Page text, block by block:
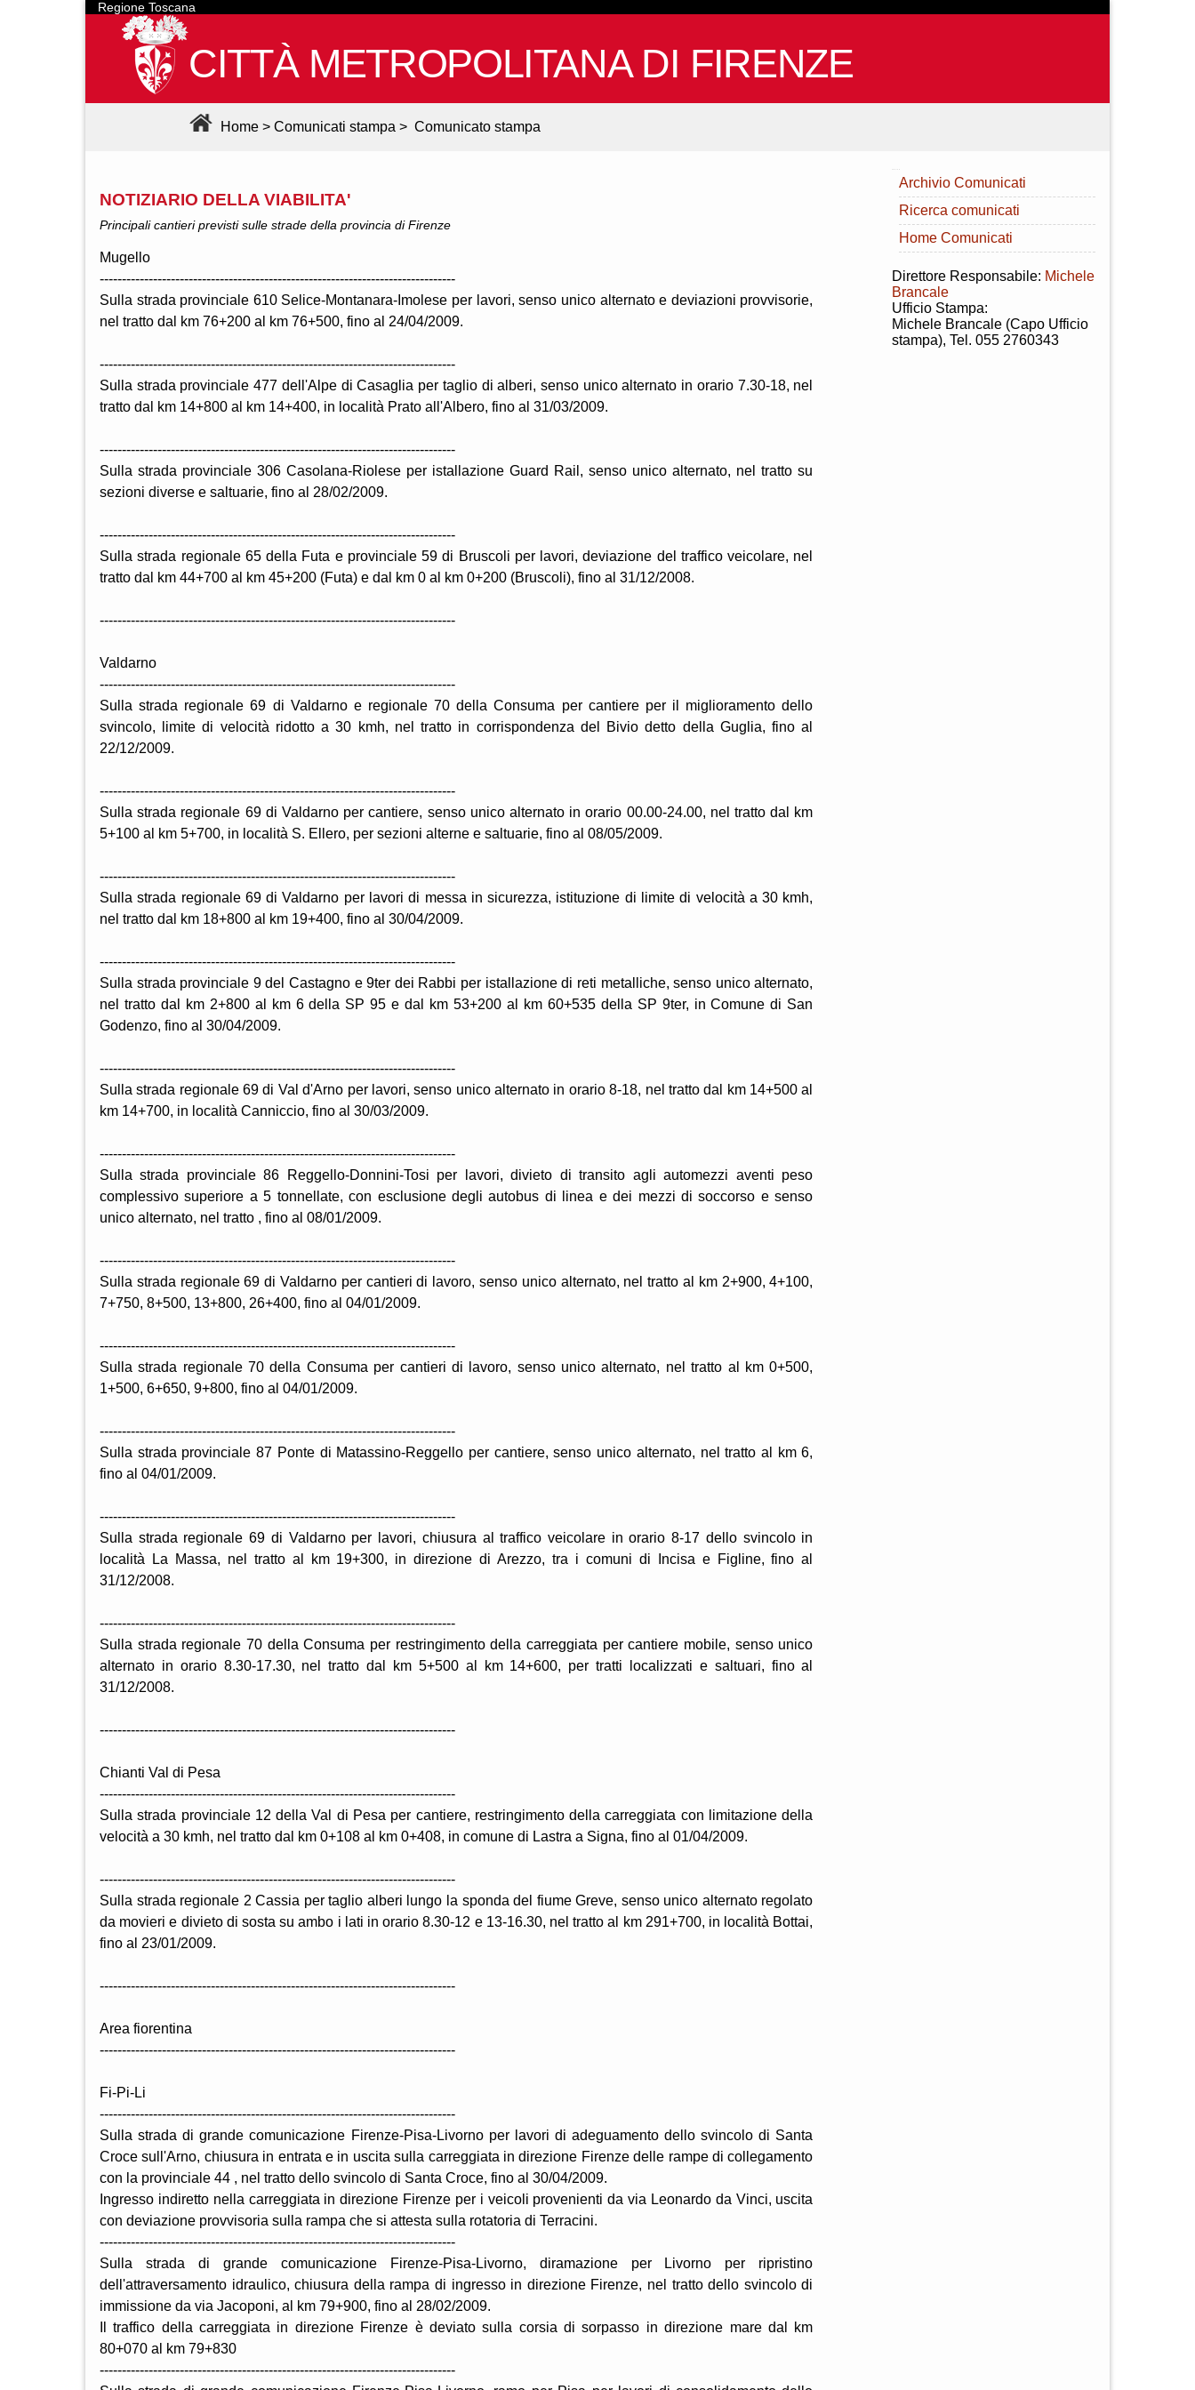
Regione Toscana
CITTÀ METROPOLITANA DI FIRENZE
Home > Comunicati stampa > Comunicato stampa
NOTIZIARIO DELLA VIABILITA'
Principali cantieri previsti sulle strade della provincia di Firenze
Mugello
--------------------------------------------------------------------------------
Sulla strada provinciale 610 Selice-Montanara-Imolese per lavori, senso unico alternato e deviazioni provvisorie,
nel tratto dal km 76+200 al km 76+500, fino al 24/04/2009.
--------------------------------------------------------------------------------
Sulla strada provinciale 477 dell'Alpe di Casaglia per taglio di alberi, senso unico alternato in orario 7.30-18, nel
tratto dal km 14+800 al km 14+400, in località Prato all'Albero, fino al 31/03/2009.
--------------------------------------------------------------------------------
Sulla strada provinciale 306 Casolana-Riolese per istallazione Guard Rail, senso unico alternato, nel tratto su
sezioni diverse e saltuarie, fino al 28/02/2009.
--------------------------------------------------------------------------------
Sulla strada regionale 65 della Futa e provinciale 59 di Bruscoli per lavori, deviazione del traffico veicolare, nel
tratto dal km 44+700 al km 45+200 (Futa) e dal km 0 al km 0+200 (Bruscoli), fino al 31/12/2008.
--------------------------------------------------------------------------------
Valdarno
--------------------------------------------------------------------------------
Sulla strada regionale 69 di Valdarno e regionale 70 della Consuma per cantiere per il miglioramento dello
svincolo, limite di velocità ridotto a 30 kmh, nel tratto in corrispondenza del Bivio detto della Guglia, fino al
22/12/2009.
--------------------------------------------------------------------------------
Sulla strada regionale 69 di Valdarno per cantiere, senso unico alternato in orario 00.00-24.00, nel tratto dal km
5+100 al km 5+700, in località S. Ellero, per sezioni alterne e saltuarie, fino al 08/05/2009.
--------------------------------------------------------------------------------
Sulla strada regionale 69 di Valdarno per lavori di messa in sicurezza, istituzione di limite di velocità a 30 kmh,
nel tratto dal km 18+800 al km 19+400, fino al 30/04/2009.
--------------------------------------------------------------------------------
Sulla strada provinciale 9 del Castagno e 9ter dei Rabbi per istallazione di reti metalliche, senso unico alternato,
nel tratto dal km 2+800 al km 6 della SP 95 e dal km 53+200 al km 60+535 della SP 9ter, in Comune di San
Godenzo, fino al 30/04/2009.
--------------------------------------------------------------------------------
Sulla strada regionale 69 di Val d'Arno per lavori, senso unico alternato in orario 8-18, nel tratto dal km 14+500 al
km 14+700, in località Canniccio, fino al 30/03/2009.
--------------------------------------------------------------------------------
Sulla strada provinciale 86 Reggello-Donnini-Tosi per lavori, divieto di transito agli automezzi aventi peso
complessivo superiore a 5 tonnellate, con esclusione degli autobus di linea e dei mezzi di soccorso e senso
unico alternato, nel tratto , fino al 08/01/2009.
--------------------------------------------------------------------------------
Sulla strada regionale 69 di Valdarno per cantieri di lavoro, senso unico alternato, nel tratto al km 2+900, 4+100,
7+750, 8+500, 13+800, 26+400, fino al 04/01/2009.
--------------------------------------------------------------------------------
Sulla strada regionale 70 della Consuma per cantieri di lavoro, senso unico alternato, nel tratto al km 0+500,
1+500, 6+650, 9+800, fino al 04/01/2009.
--------------------------------------------------------------------------------
Sulla strada provinciale 87 Ponte di Matassino-Reggello per cantiere, senso unico alternato, nel tratto al km 6,
fino al 04/01/2009.
--------------------------------------------------------------------------------
Sulla strada regionale 69 di Valdarno per lavori, chiusura al traffico veicolare in orario 8-17 dello svincolo in
località La Massa, nel tratto al km 19+300, in direzione di Arezzo, tra i comuni di Incisa e Figline, fino al
31/12/2008.
--------------------------------------------------------------------------------
Sulla strada regionale 70 della Consuma per restringimento della carreggiata per cantiere mobile, senso unico
alternato in orario 8.30-17.30, nel tratto dal km 5+500 al km 14+600, per tratti localizzati e saltuari, fino al
31/12/2008.
--------------------------------------------------------------------------------
Chianti Val di Pesa
--------------------------------------------------------------------------------
Sulla strada provinciale 12 della Val di Pesa per cantiere, restringimento della carreggiata con limitazione della
velocità a 30 kmh, nel tratto dal km 0+108 al km 0+408, in comune di Lastra a Signa, fino al 01/04/2009.
--------------------------------------------------------------------------------
Sulla strada regionale 2 Cassia per taglio alberi lungo la sponda del fiume Greve, senso unico alternato regolato
da movieri e divieto di sosta su ambo i lati in orario 8.30-12 e 13-16.30, nel tratto al km 291+700, in località Bottai,
fino al 23/01/2009.
--------------------------------------------------------------------------------
Area fiorentina
--------------------------------------------------------------------------------
Fi-Pi-Li
--------------------------------------------------------------------------------
Sulla strada di grande comunicazione Firenze-Pisa-Livorno per lavori di adeguamento dello svincolo di Santa
Croce sull'Arno, chiusura in entrata e in uscita sulla carreggiata in direzione Firenze delle rampe di collegamento
con la provinciale 44 , nel tratto dello svincolo di Santa Croce, fino al 30/04/2009.
Ingresso indiretto nella carreggiata in direzione Firenze per i veicoli provenienti da via Leonardo da Vinci, uscita
con deviazione provvisoria sulla rampa che si attesta sulla rotatoria di Terracini.
--------------------------------------------------------------------------------
Sulla strada di grande comunicazione Firenze-Pisa-Livorno, diramazione per Livorno per ripristino
dell'attraversamento idraulico, chiusura della rampa di ingresso in direzione Firenze, nel tratto dello svincolo di
immissione da via Jacoponi, al km 79+900, fino al 28/02/2009.
Il traffico della carreggiata in direzione Firenze è deviato sulla corsia di sorpasso in direzione mare dal km
80+070 al km 79+830
--------------------------------------------------------------------------------
Archivio Comunicati
Ricerca comunicati
Home Comunicati
Direttore Responsabile: Michele
Brancale
Ufficio Stampa:
Michele Brancale (Capo Ufficio
stampa), Tel. 055 2760343